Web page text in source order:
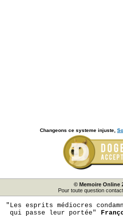
Changeons ce systeme injuste,
© Memoire Online
Pour toute question
"Les esprits médiocres
qui passe leur portée"